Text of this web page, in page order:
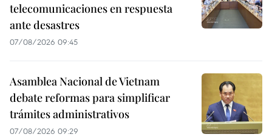
telecomunicaciones en respuesta
ante desastres
07/08/2026 09:45
Asamblea Nacional de Vietnam
debate reformas para simplificar
trámites administrativos
07/08/2026 09:29